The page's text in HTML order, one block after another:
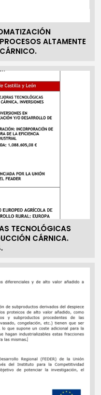
ALTAMENTE
CÁRNICO.
TECNOLÓGICAS
CÁRNICA.